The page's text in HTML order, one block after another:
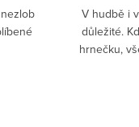
V hudbě i
důležité.
hrnečku,